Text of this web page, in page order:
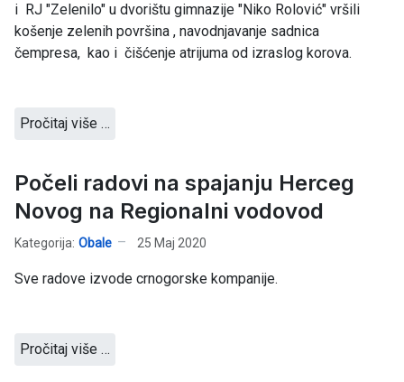
i RJ "Zelenilo" u dvorištu gimnazije "Niko Rolović" vršili
košenje zelenih površina , navodnjavanje sadnica
čempresa, kao i čišćenje atrijuma od izraslog korova.
Pročitaj više …
Počeli radovi na spajanju Herceg
Novog na Regionalni vodovod
Kategorija: Obale 25 Maj 2020
Sve radove izvode crnogorske kompanije.
Pročitaj više …